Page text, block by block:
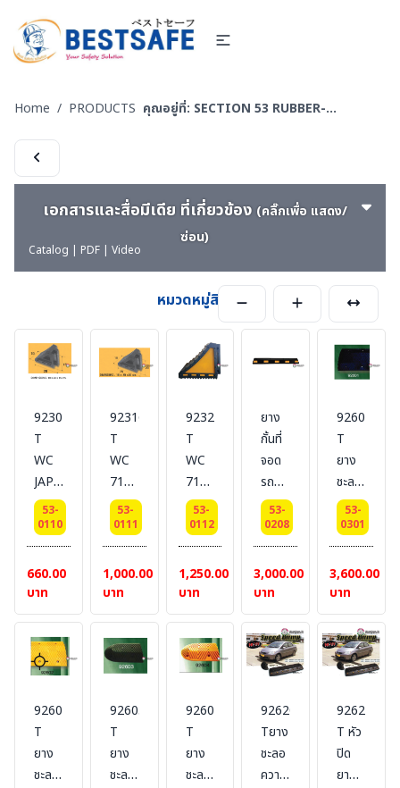
Home / PRODUCTS คุณอยู่ที่: SECTION 53 RUBBER-CONER PROTECTORS - ยางหุ้มมุมเสา - ยางชะลอความเร็ว
เอกสารและสื่อมีเดีย ที่เกี่ยวข้อง (คลิ๊กเพื่อ แสดง/
ซ่อน)
Catalog | PDF | Video
หมวดหมู่สินค้า
92302-
T
WC
JAPAN
BLACK
ยาง
ห้าม
ล้อ
DIMENSIONS
:10 x
15
CM.
เหมาะ
สำหรับ
ปิคอัพ
หกล้อ
53-
0110
660.00
บาท
92316-
T
WC
7108
BLACK
ยาง
ห้าม
ล้อ
DIMENSIONS
:18 x
20
CM.
เหมาะ
สำหรับ
หกล้อ
และ
53-
0111
1,000.00
บาท
92326-
T
WC
7108
YELLOW
ยาง
ห้าม
ล้อ
DIMENSIONS
:18 x
20
CM.
53-
0112
1,250.00
บาท
ยาง
กั้นที่
จอด
รถ
(เหลือง/
ดำ)
BESTSAFE
#Size
: 165
x 15
x 10
cm.
53-
0208
3,000.00
บาท
92601-
T
ยาง
ชะลอ
ความเร็ว
สีดำ
BESTSAFE
#Size
:
W40
x
L50
x H6
53-
0301
3,600.00
บาท
92602-
T
ยาง
ชะลอ
92603-
T
ยาง
ชะลอ
92604-
T
ยาง
ชะลอ
92620-
Tยาง
ชะลอ
ความเร็ว
92621-
T หัว
ปิด
ยาง